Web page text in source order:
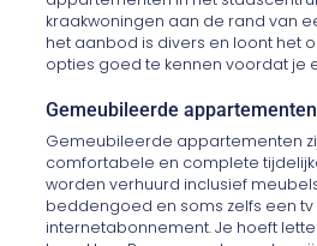
kraakwoningen aan de rand van
het aanbod is divers en loont het
opties goed te kennen voordat je
Gemeubileerde appartementen
Gemeubileerde appartementen
comfortabele en complete
worden verhuurd inclusief
beddengoed en soms zelfs een tv
internetabonnement. Je hoeft